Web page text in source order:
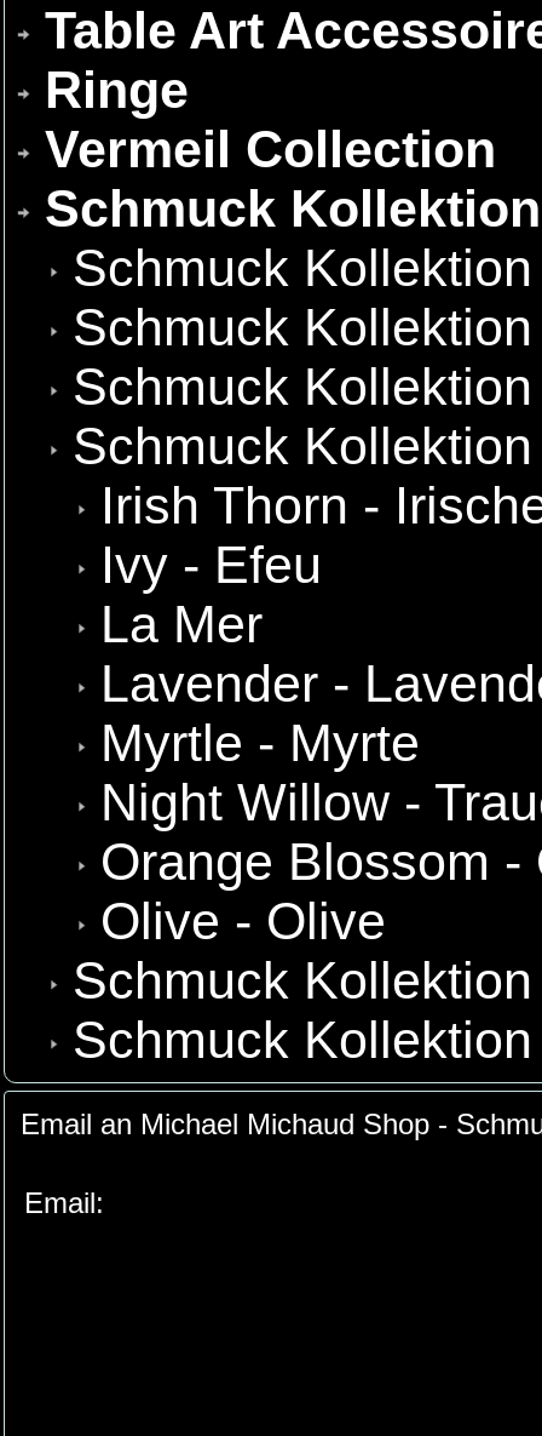
Table Art
Ringe
Vermeil Collection
Schmuck
Schmuck
Schmuck
Schmuck
Schmuck
Irish Thorn -
Ivy - Efeu
La Mer
Lavender -
Myrtle - Myrte
Night Willow -
Orange Blossom -
Olive - Olive
Schmuck
Schmuck
Email an Michael Michaud Shop -
Email: